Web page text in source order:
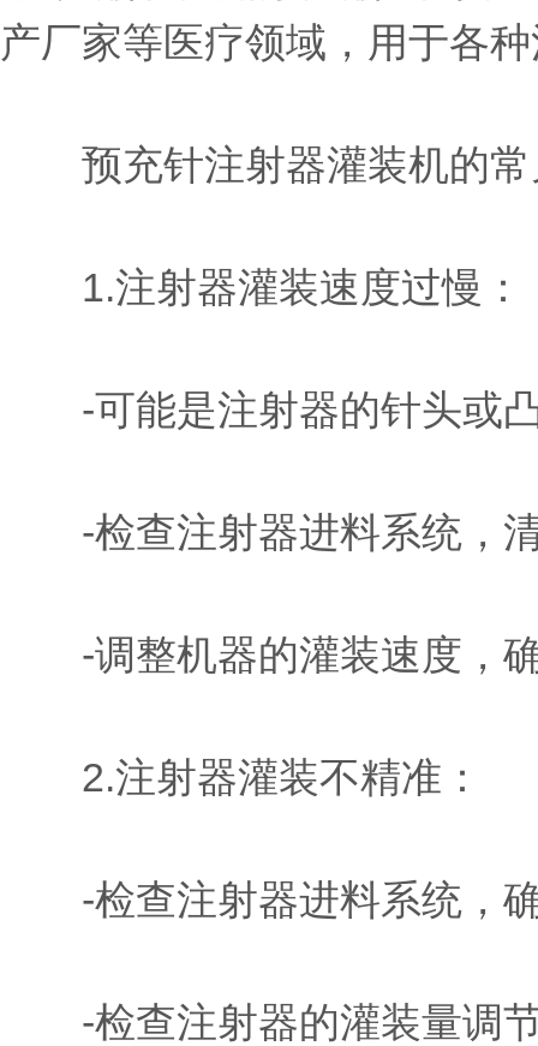
产厂家等医疗领域，用于各
预充针注射器灌装机的常
1.注射器灌装速度过慢：
-可能是注射器的针头或凸
-检查注射器进料系统，清
-调整机器的灌装速度，确
2.注射器灌装不精准：
-检查注射器进料系统，确
-检查注射器的灌装量调节